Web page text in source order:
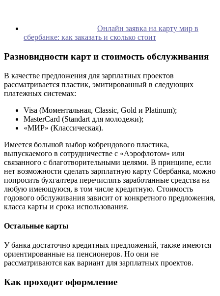
Онлайн заявка на карту мир в
сбербанке: как заказать и сколько стоит
Разновидности карт и стоимость обслуживания
В качестве предложения для зарплатных проектов
рассматривается пластик, эмитированный в следующих
платежных системах:
Visa (Моментальная, Classic, Gold и Platinum);
MasterCard (Standart для молодежи);
«МИР» (Классическая).
Имеется большой выбор кобрендового пластика,
выпускаемого в сотрудничестве с «Аэрофлотом» или
связанного с благотворительными целями. В принципе, если
нет возможности сделать зарплатную карту Сбербанка, можно
попросить бухгалтера перечислять заработанные средства на
любую имеющуюся, в том числе кредитную. Стоимость
годового обслуживания зависит от конкретного предложения,
класса карты и срока использования.
Остальные карты
У банка достаточно кредитных предложений, также имеются
ориентированные на пенсионеров. Но они не
рассматриваются как вариант для зарплатных проектов.
Как проходит оформление